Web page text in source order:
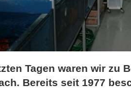
Tagen waren wir zu
Bereits seit 1977